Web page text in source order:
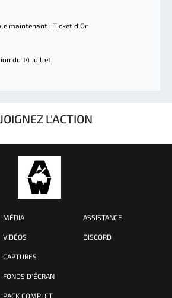
maintenant : Ticket d'Or
du 14 Juillet
L'ACTION
MÉDIA
VIDÉOS
CAPTURES
FONDS D'ÉCRAN
PACK COMPLET
ASSISTANCE
DISCORD